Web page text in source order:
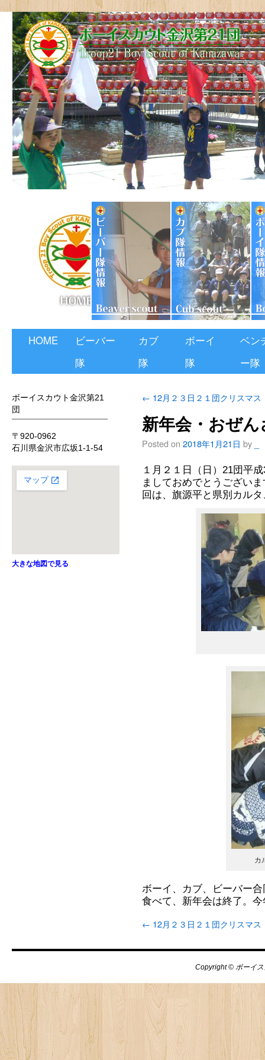
HOME
ビーバー
隊
カブ
隊
ボーイ
隊
ベン
ー隊
ボーイスカウト金沢第21
団
〒920-0962
石川県金沢市広坂1-1-54
大きな地図で見る
← 12月２３日２１団クリスマス
新年会・おぜん
Posted on 2018年1月21日 by
１月２１日（日）21団平
ましておめでとうござい
回は、旗源平と県別カル
カ
ボーイ、カブ、ビーバー
食べて、新年会は終了。
← 12月２３日２１団クリスマス
Copyright © ボーイ